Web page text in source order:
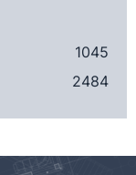
1045
2484